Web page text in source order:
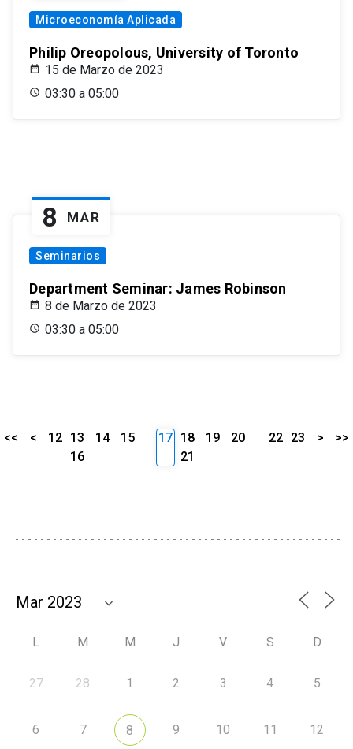
Microeconomía Aplicada
Philip Oreopolous, University of Toronto
15 de Marzo de 2023
03:30 a 05:00
8 MAR
Seminarios
Department Seminar: James Robinson
8 de Marzo de 2023
03:30 a 05:00
<< < 12 13 14
15
16
17 18 19
20
21
22 23 > >>
L M M J V S D
27 28 1 2 3 4 5
6 7 8 9 10 11 12